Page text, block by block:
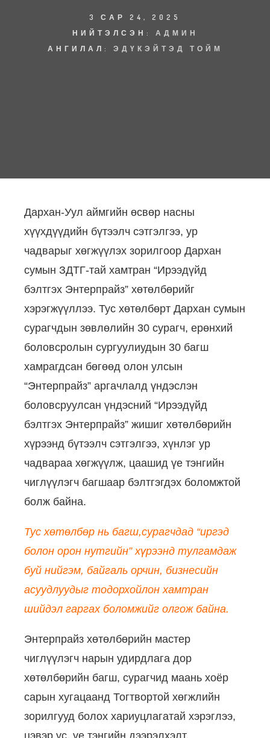
3 САР 24, 2025
НИЙТЭЛСЭН: АДМИН
АНГИЛАЛ: ЭДҮКЭЙТЭД ТОЙМ
Дархан-Уул аймгийн өсвөр насны
хүүхдүүдийн бүтээлч сэтгэлгээ, ур
чадварыг хөгжүүлэх зорилгоор Дархан
сумын ЗДТГ-тай хамтран “Ирээдүйд
бэлтгэх Энтерпрайз” хөтөлбөрийг
хэрэгжүүллээ. Тус хөтөлбөрт Дархан сумын
сурагчдын зөвлөлийн 30 сурагч, ерөнхий
боловсролын сургуулиудын 30 багш
хамрагдсан бөгөөд олон улсын
“Энтерпрайз” аргачлалд үндэслэн
боловсруулсан үндэсний “Ирээдүйд
бэлтгэх Энтерпрайз” жишиг хөтөлбөрийн
хүрээнд бүтээлч сэтгэлгээ, хүнлэг ур
чадвараа хөгжүүлж, цаашид үе тэнгийн
чиглүүлэгч багшаар бэлтгэгдэх боломжтой
болж байна.
Тус хөтөлбөр нь багш,сурагчдад “иргэд
болон орон нутгийн” хүрээнд тулгамдаж
буй нийгэм, байгаль орчин, бизнесийн
асуудлуудыг тодорхойлон хамтран
шийдэл гаргах боломжийг олгож байна.
Энтерпрайз хөтөлбөрийн мастер
чиглүүлэгч нарын удирдлага дор
хөтөлбөрийн багш, сурагчид маань хоёр
сарын хугацаанд Тогтвортой хөгжлийн
зорилгууд болох хариуцлагатай хэрэглээ,
цэвэр ус, үе тэнгийн дээрэлхэлт,